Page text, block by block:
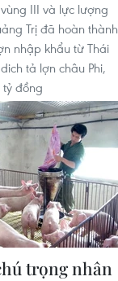
III và lực lượng
Trị đã hoàn thành
nhập khẩu từ Thái
tả lợn châu Phi,
đồng
trọng nhân